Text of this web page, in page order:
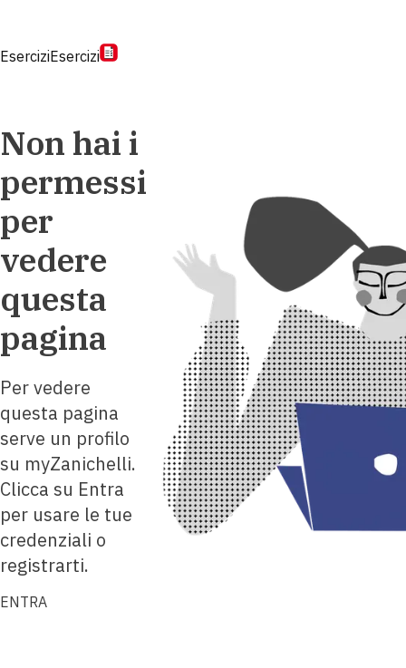
EserciziEsercizi
Non hai i
permessi
per
vedere
questa
pagina
Per vedere
questa pagina
serve un profilo
su myZanichelli.
Clicca su Entra
per usare le tue
credenziali o
registrarti.
ENTRA